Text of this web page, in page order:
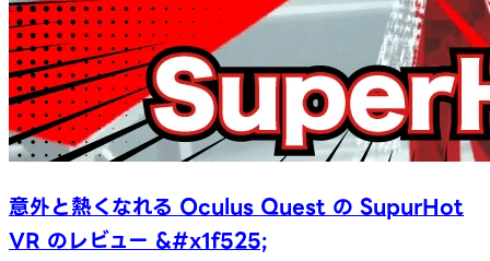
意外と熱くなれる Oculus Quest の SupurHot
VR のレビュー &#x1f525;